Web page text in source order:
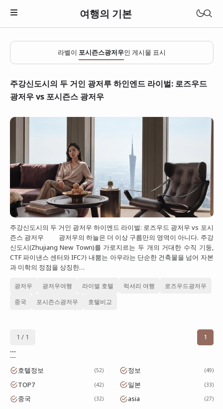
여행의 기본
일본
베트남
태국
대만
프랑스
이탈리아
스위스
스페인
라벨이 포시즌스광저우인 게시물 표시
주강신도시의 두 거인 광저루 하인엔드 라이벌: 로즈우드
광저우 vs 포시즌스 광저우
주강신도시의 두 거인 광저우 하이엔드 라이벌: 로즈우드 광저우 vs 포시
즌스 광저우 광저우의 하늘은 더 이상 구름만의 영역이 아니다. 주강
신도시(Zhujiang New Town)를 가로지르는 두 개의 거대한 수직 기둥,
CTF 파이낸스 센터와 IFC가 내뿜는 아우라는 단순한 건축물을 넘어 자본
과 미학의 정점을 상징한…
광저우 광저우여행 라이벌 호텔 럭셔리 여행 로즈우드광저우
중국 포시즌스광저우 호텔비교
1 / 1
1
...
호텔정보 52 정보 49
TOP7 42 일본 33
중국 32 asia 27